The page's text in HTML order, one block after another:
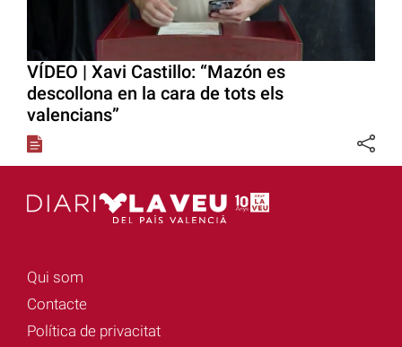
VÍDEO | Xavi Castillo: “Mazón es
descollona en la cara de tots els
valencians”
Qui som
Contacte
Política de privacitat